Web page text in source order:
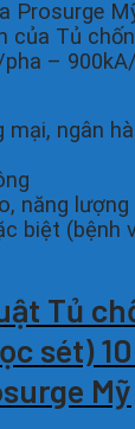
của Tủ
–
ngân
năng
biệt (bệnh
Tủ
sét)
Mỹ